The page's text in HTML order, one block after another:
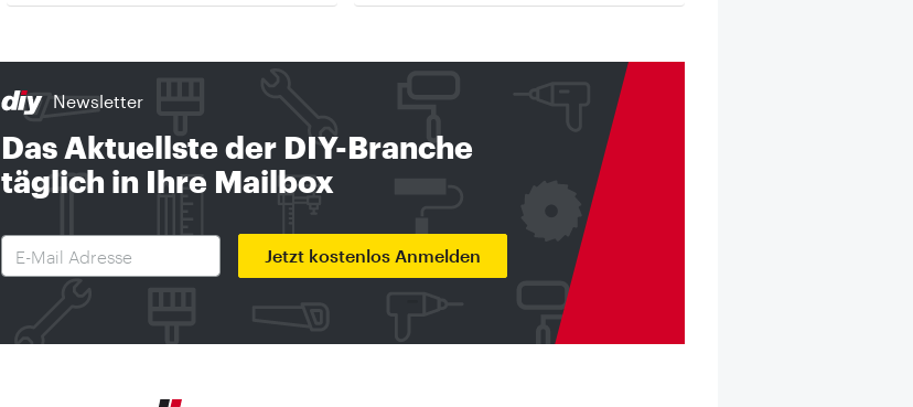
Newsletter
Das Aktuellste der DIY-Branche
täglich in Ihre Mailbox
Jetzt kostenlos Anmelden